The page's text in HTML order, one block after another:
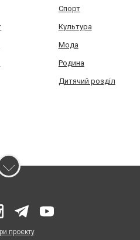
Спорт
Культура
Мода
Родина
Дитячий розділ
проєкту